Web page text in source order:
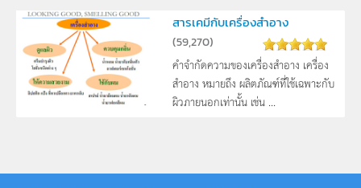
สารเคมีกับเครื่องสำอาง
(59,270)
คำจำกัดความของเครื่องสำอาง เครื่อง
สำอาง หมายถึง ผลิตภัณฑ์ที่ใช้เฉพาะกับ
ผิวภายนอกเท่านั้น เช่น ...